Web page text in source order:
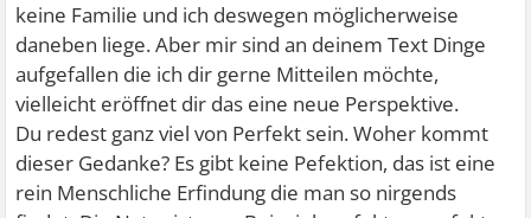
keine Familie und ich deswegen möglicherweise
daneben liege. Aber mir sind an deinem Text Dinge
aufgefallen die ich dir gerne Mitteilen möchte,
vielleicht eröffnet dir das eine neue Perspektive.
Du redest ganz viel von Perfekt sein. Woher kommt
dieser Gedanke? Es gibt keine Pefektion, das ist eine
rein Menschliche Erfindung die man so nirgends